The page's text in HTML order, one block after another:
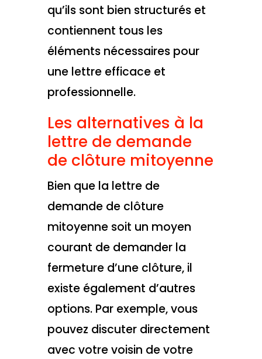
qu’ils sont bien structurés et
contiennent tous les
éléments nécessaires pour
une lettre efficace et
professionnelle.
Les alternatives à la
lettre de demande
de clôture mitoyenne
Bien que la lettre de
demande de clôture
mitoyenne soit un moyen
courant de demander la
fermeture d’une clôture, il
existe également d’autres
options. Par exemple, vous
pouvez discuter directement
avec votre voisin de votre